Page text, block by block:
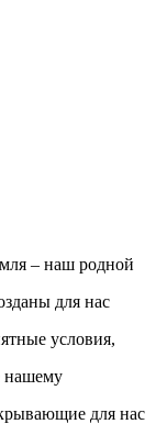
– наш родной
для нас
условия,
нашему
для нас